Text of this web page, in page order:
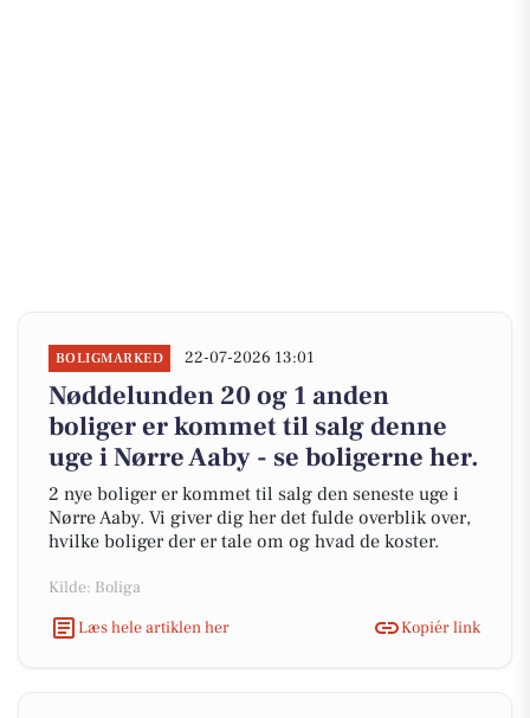
BOLIGMARKED 22-07-2026 13:01
Nøddelunden 20 og 1 anden
boliger er kommet til salg denne
uge i Nørre Aaby - se boligerne her.
2 nye boliger er kommet til salg den seneste uge i
Nørre Aaby. Vi giver dig her det fulde overblik over,
hvilke boliger der er tale om og hvad de koster.
Kilde: Boliga
Læs hele artiklen her
Kopiér link